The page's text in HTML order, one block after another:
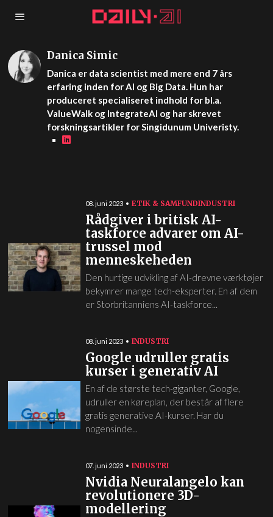
Danica Simic
Danica er data scientist med mere end 7 års
erfaring inden for AI og Big Data. Hun har
produceret specialiseret indhold for bl.a.
ValueWalk og IntegrateAI og har skrevet
forskningsartikler for Singidunum Univeristy.
08. juni 2023 ETIK & SAMFUNDINDUSTRI
Rådgiver i britisk AI-
taskforce advarer om AI-
trussel mod
menneskeheden
Den hurtige udvikling af AI-drevne værktøjer
bekymrer mange tech-eksperter. En af dem
er Storbritanniens AI-taskforce...
08. juni 2023 INDUSTRI
Google udruller gratis
kurser i generativ AI
En af de største tech-giganter, Google,
udruller en køreplan, der består af flere
gratis generative AI-kurser. Har du
nogensinde...
07. juni 2023 INDUSTRI
Nvidia Neuralangelo kan
revolutionere 3D-
modellering